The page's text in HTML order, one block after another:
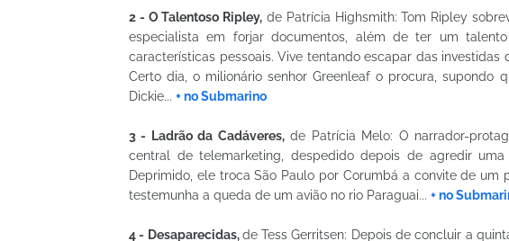
2 - O Talentoso Ripley, de Patrícia Highsmith: Tom Ripley
especialista em forjar documentos, além de ter um
características pessoais. Vive tentando escapar das
Certo dia, o milionário senhor Greenleaf o procura, supondo
Dickie... + no Submarino
3 - Ladrão da Cadáveres,de Patrícia Melo: O narrador-
central de telemarketing, despedido depois de agredir
Deprimido, ele troca São Paulo por Corumbá a convite de
testemunha a queda de um avião no rio Paraguai... + no
4 - Desaparecidas,de Tess Gerritsen: Depois de concluir a